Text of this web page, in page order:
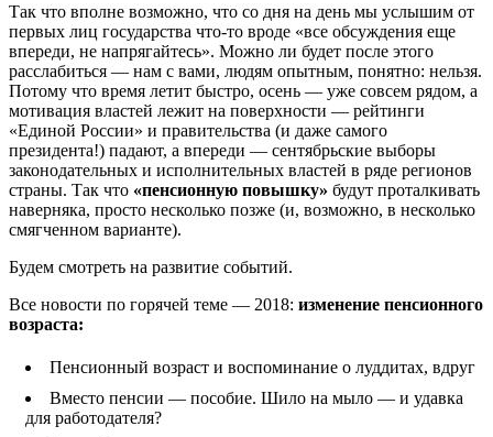
Так что вполне возможно, что со дня на день мы услышим от
первых лиц государства что-то вроде «все обсуждения еще
впереди, не напрягайтесь». Можно ли будет после этого
расслабиться — нам с вами, людям опытным, понятно: нельзя.
Потому что время летит быстро, осень — уже совсем рядом, а
мотивация властей лежит на поверхности — рейтинги
«Единой России» и правительства (и даже самого
президента!) падают, а впереди — сентябрьские выборы
законодательных и исполнительных властей в ряде регионов
страны. Так что «пенсионную повышку» будут проталкивать
наверняка, просто несколько позже (и, возможно, в несколько
смягченном варианте).
Будем смотреть на развитие событий.
Все новости по горячей теме — 2018: изменение пенсионного
возраста:
Пенсионный возраст и воспоминание о луддитах, вдруг
Вместо пенсии — пособие. Шило на мыло — и удавка
для работодателя?